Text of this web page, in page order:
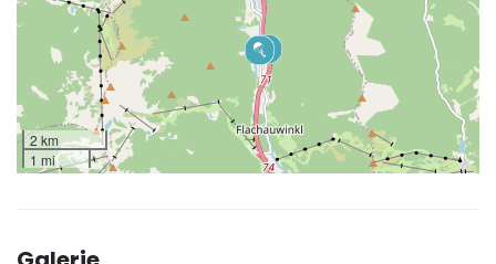
2 km
1 mi